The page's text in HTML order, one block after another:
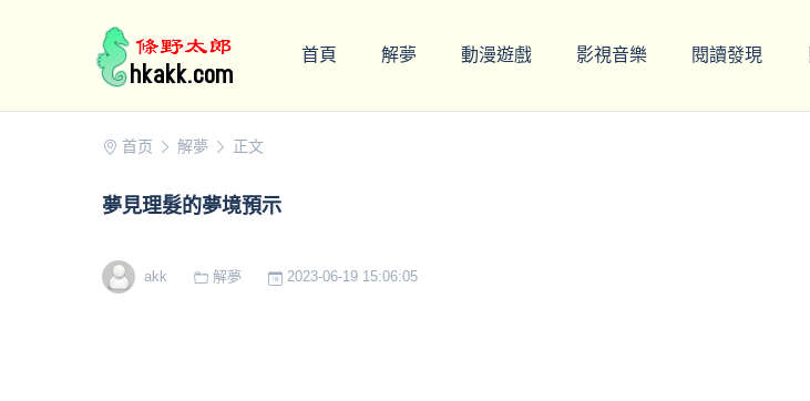
首頁 解夢 動漫遊戲 影視音樂 閱讀發現
首页 解夢 正文
夢見理髮的夢境預示
akk 解夢 2023-06-19 15:06:05